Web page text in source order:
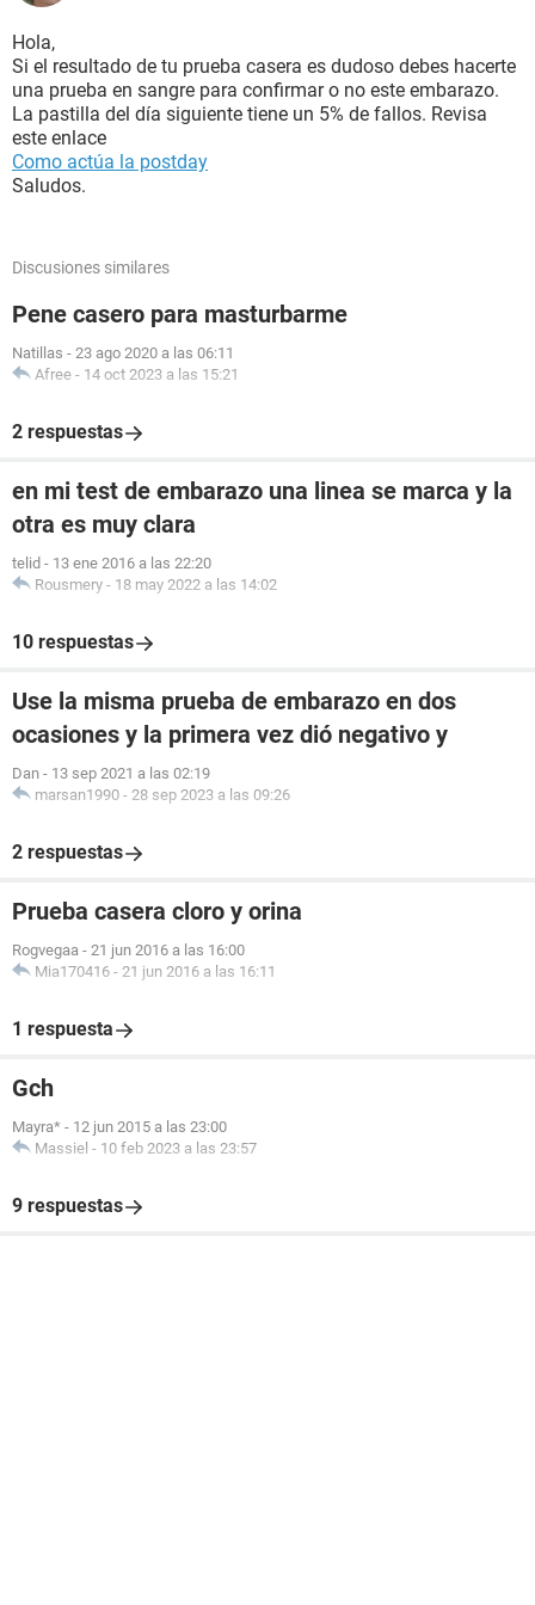
Hola,
Si el resultado de tu prueba casera es dudoso debes hacerte
una prueba en sangre para confirmar o no este embarazo.
La pastilla del día siguiente tiene un 5% de fallos. Revisa
este enlace
Como actúa la postday
Saludos.
Discusiones similares
Pene casero para masturbarme
Natillas - 23 ago 2020 a las 06:11
Afree - 14 oct 2023 a las 15:21
2 respuestas
en mi test de embarazo una linea se marca y la
otra es muy clara
telid - 13 ene 2016 a las 22:20
Rousmery - 18 may 2022 a las 14:02
10 respuestas
Use la misma prueba de embarazo en dos
ocasiones y la primera vez dió negativo y
Dan - 13 sep 2021 a las 02:19
marsan1990 - 28 sep 2023 a las 09:26
2 respuestas
Prueba casera cloro y orina
Rogvegaa - 21 jun 2016 a las 16:00
Mia170416 - 21 jun 2016 a las 16:11
1 respuesta
Gch
Mayra* - 12 jun 2015 a las 23:00
Massiel - 10 feb 2023 a las 23:57
9 respuestas